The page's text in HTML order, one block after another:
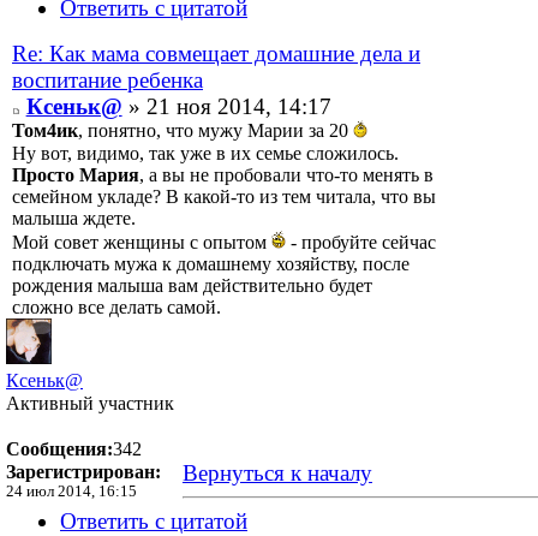
Ответить с цитатой
Re: Как мама совмещает домашние дела и
воспитание ребенка
Ксеньк@ » 21 ноя 2014, 14:17
Том4ик, понятно, что мужу Марии за 20
Ну вот, видимо, так уже в их семье сложилось.
Просто Мария, а вы не пробовали что-то менять в
семейном укладе? В какой-то из тем читала, что вы
малыша ждете.
Мой совет женщины с опытом
- пробуйте сейчас
подключать мужа к домашнему хозяйству, после
рождения малыша вам действительно будет
сложно все делать самой.
Ксеньк@
Активный участник
Сообщения:342
Зарегистрирован:
24 июл 2014, 16:15
Вернуться к началу
Ответить с цитатой